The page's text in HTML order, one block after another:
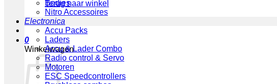
Terug naar winkel
0
Winkelwagen
Bodies
Nitro Accessoires
Electronica
Accu Packs
Laders
Accu & Lader Combo
Radio control & Servo
Motoren
ESC Speedcontrollers